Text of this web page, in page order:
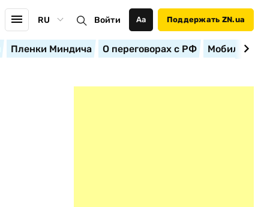
RU Войти Аа Поддержать ZN.ua
Пленки Миндича О переговорах с РФ